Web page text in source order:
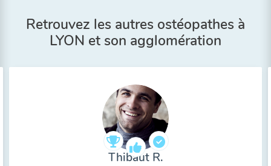
Retrouvez les autres ostéopathes à
LYON et son agglomération
Thibaut R.